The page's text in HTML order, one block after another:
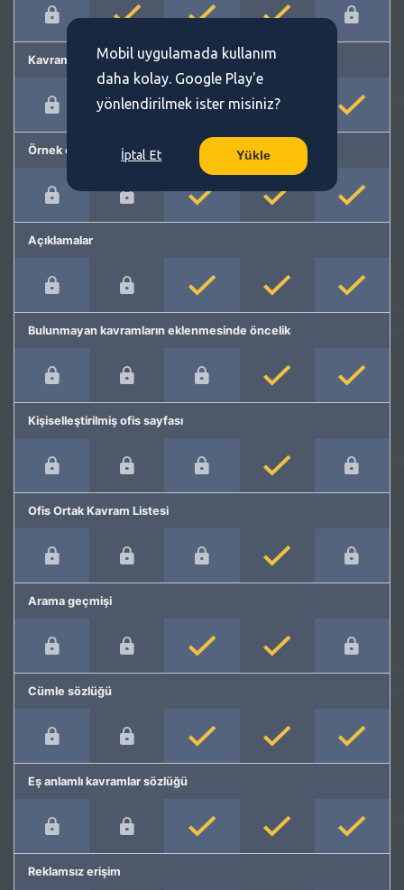
Kavram önerme
Örnek cümleler
Açıklamalar
Bulunmayan kavramların eklenmesinde öncelik
Kişiselleştirilmiş ofis sayfası
Ofis Ortak Kavram Listesi
Arama geçmişi
Cümle sözlüğü
Eş anlamlı kavramlar sözlüğü
Reklamsız erişim
Mobil uygulamada kullanım
daha kolay. Google Play'e
yönlendirilmek ister misiniz?
İptal Et Yükle